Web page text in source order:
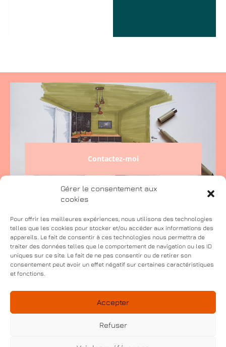
Gérer le consentement aux
cookies
Pour offrir les meilleures expériences, nous utilisons des technologies
telles que les cookies pour stocker et/ou accéder aux informations des
appareils. Le fait de consentir à ces technologies nous permettra de
traiter des données telles que le comportement de navigation ou les ID
uniques sur ce site. Le fait de ne pas consentir ou de retirer son
consentement peut avoir un effet négatif sur certaines caractéristiques
et fonctions.
Accepter
Refuser
Contactez-moi
Mentions légales
Politique de confidentialité
Politique de cookies (UE)
Tél : 06 18 73 12 49contact.decoandso@gmail.com